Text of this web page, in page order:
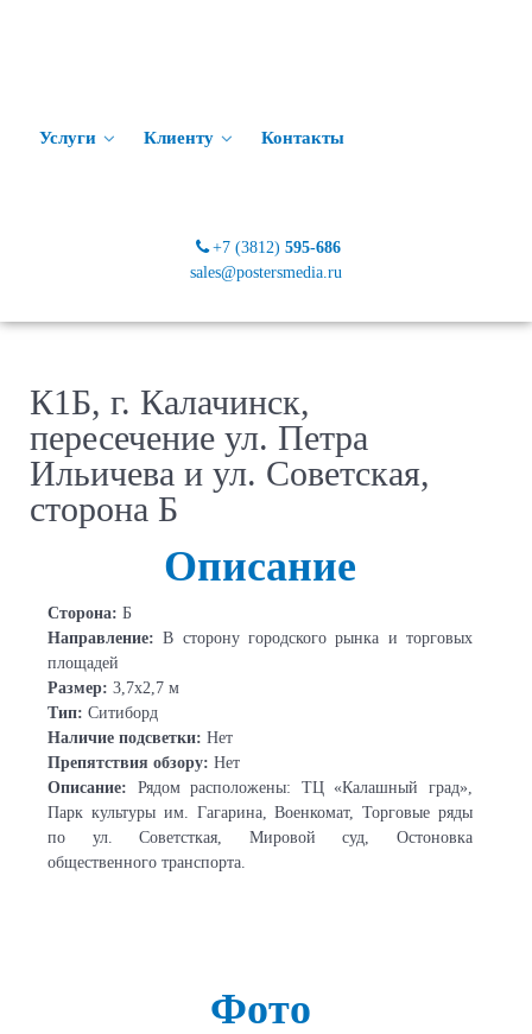
Услуги Клиенту Контакты
+7 (3812)595-686
sales@postersmedia.ru
К1Б, г. Калачинск,
пересечение ул. Петра
Ильичева и ул. Советская,
сторона Б
Описание
Сторона: Б
Направление: В сторону городского рынка и торговых
площадей
Размер: 3,7х2,7 м
Тип: Ситиборд
Наличие подсветки: Нет
Препятствия обзору: Нет
Описание: Рядом расположены: ТЦ «Калашный град»,
Парк культуры им. Гагарина, Военкомат, Торговые ряды
по ул. Советсткая, Мировой суд, Остоновка
общественного транспорта.
Фото